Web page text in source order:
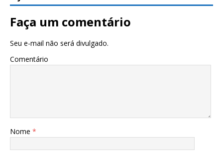
Faça um comentário
Seu e-mail não será divulgado.
Comentário
Nome *